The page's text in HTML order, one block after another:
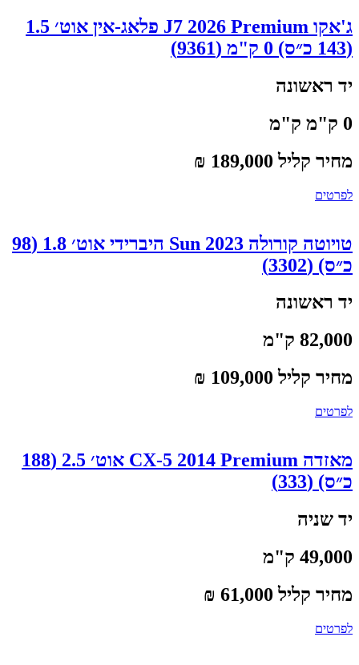
ג'אקו J7 2026 Premium פלאג-אין אוט׳ 1.5
(143 כ״ס) 0 ק"מ (9361)
יד ראשונה
0 ק"מ ק"מ
מחיר קליל 189,000 ₪
לפרטים
טויוטה קורולה 2023 Sun היברידי אוט׳ 1.8 (98
כ״ס) (3302)
יד ראשונה
82,000 ק"מ
מחיר קליל 109,000 ₪
לפרטים
מאזדה CX-5 2014 Premium אוט׳ 2.5 (188
כ״ס) (333)
יד שניה
49,000 ק"מ
מחיר קליל 61,000 ₪
לפרטים